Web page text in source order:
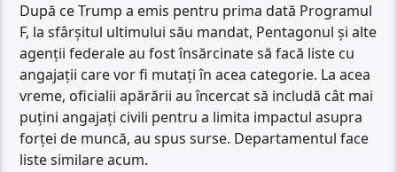
După ce Trump a emis pentru prima dată Programul
F, la sfârșitul ultimului său mandat, Pentagonul și alte
agenții federale au fost însărcinate să facă liste cu
angajații care vor fi mutați în acea categorie. La acea
vreme, oficialii apărării au încercat să includă cât mai
puțini angajați civili pentru a limita impactul asupra
forței de muncă, au spus surse. Departamentul face
liste similare acum.